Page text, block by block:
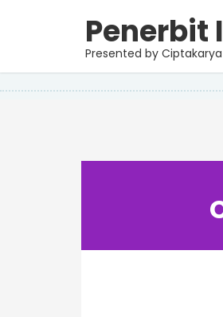
Penerbit
Presented by
Jumat, 15 September 2023
Cara Menerbit